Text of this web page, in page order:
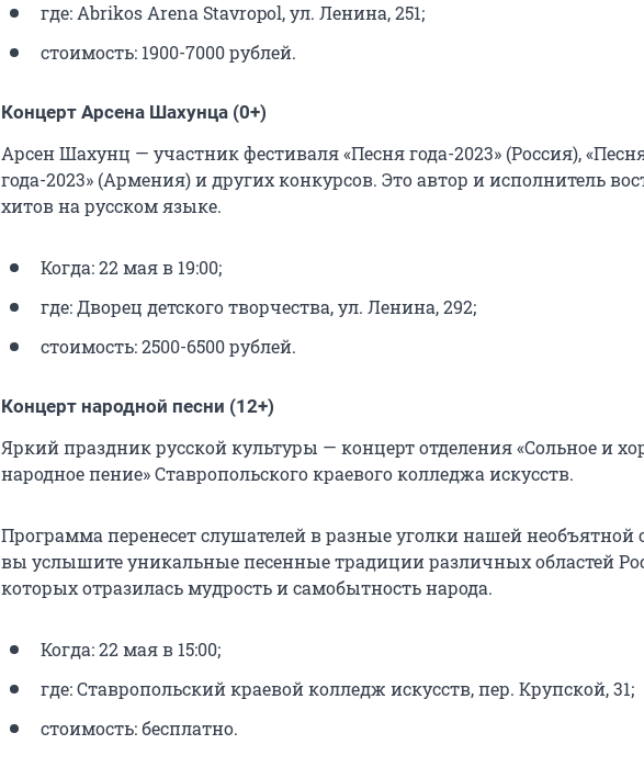
где: Abrikos Arena Stavropol, ул. Ленина, 251;
стоимость: 1900-7000 рублей.
Концерт Арсена Шахунца (0+)
Арсен Шахунц — участник фестиваля «Песня года-2023» (Россия),
года-2023» (Армения) и других конкурсов. Это автор и исполнитель
хитов на русском языке.
Когда: 22 мая в 19:00;
где: Дворец детского творчества, ул. Ленина, 292;
стоимость: 2500-6500 рублей.
Концерт народной песни (12+)
Яркий праздник русской культуры — концерт отделения «Сольное и
народное пение» Ставропольского краевого колледжа искусств.
Программа перенесет слушателей в разные уголки нашей необъятной
вы услышите уникальные песенные традиции различных областей
которых отразилась мудрость и самобытность народа.
Когда: 22 мая в 15:00;
где: Ставропольский краевой колледж искусств, пер. Крупской, 31;
стоимость: бесплатно.